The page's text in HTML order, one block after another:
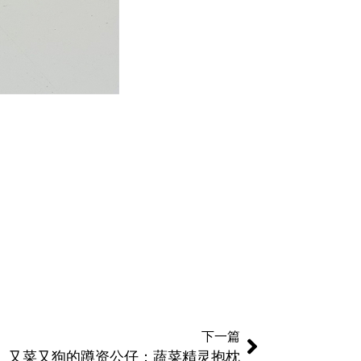
下一篇
又菜又狗的蹲资公仔：蔬菜精灵抱枕